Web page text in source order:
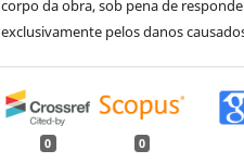
corpo da obra, sob pena de
exclusivamente pelos danos
0 0